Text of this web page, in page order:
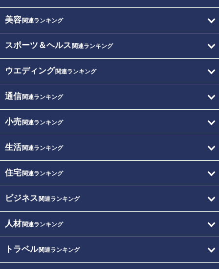
美容関連ランキング
スポーツ＆ヘルス 関連ランキング
ウエディング関連ランキング
通信関連ランキング
小売関連ランキング
生活関連ランキング
住宅関連ランキング
ビジネス 関連ランキング
人材関連ランキング
トラベル関連ランキング